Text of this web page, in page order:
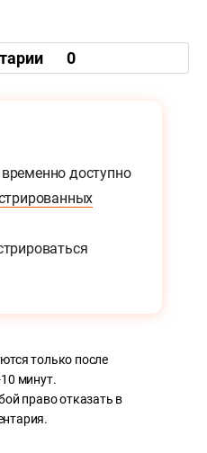
0
доступно
только после
минут.
право отказать в